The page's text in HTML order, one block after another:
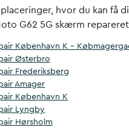
hvor du kan få
G62 5G skærm
København K –
Østerbro
Frederiksberg
Amager
København K
Lyngby
Hørsholm